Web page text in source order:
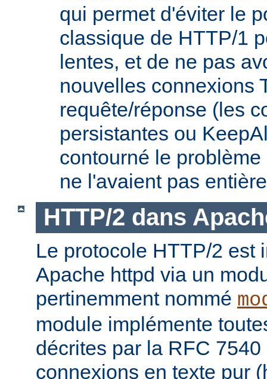
qui permet d'éviter le
classique de HTTP/1
lentes, et de ne pas
nouvelles connexions
requête/réponse (les
persistantes ou
contourné le
ne l'avaient pas
HTTP/2 dans
Le protocole HTTP/2 est
Apache httpd via un
pertinemment nommé
module implémente
décrites par la RFC
connexions en texte pur